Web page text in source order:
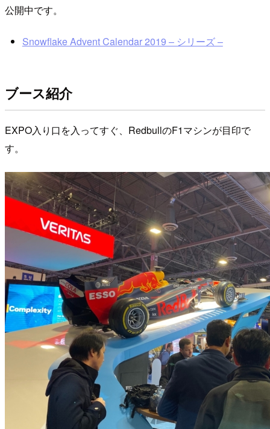
公開中です。
Snowflake Advent Calendar 2019 – シリーズ –
ブース紹介
EXPO入り口を入ってすぐ、RedbullのF1マシンが目印で
す。